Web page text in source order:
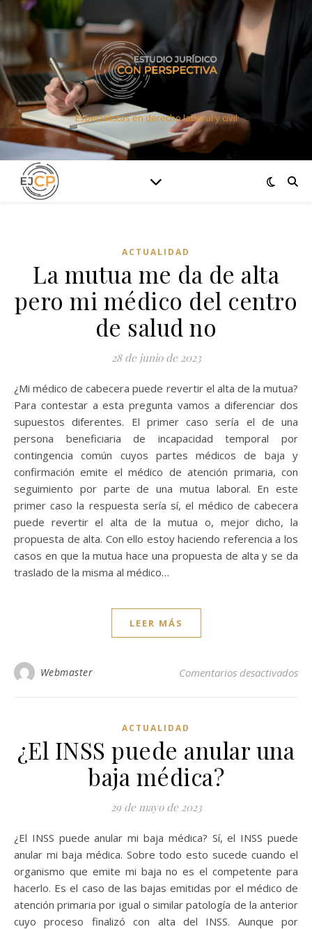
Especialistas en derecho laboral y civil
ACTUALIDAD
La mutua me da de alta
pero mi médico del centro
de salud no
28 de junio de 2023
¿Mi médico de cabecera puede revertir el alta de la mutua?
Para contestar a esta pregunta vamos a diferenciar dos
supuestos diferentes. El primer caso sería el de una
persona beneficiaria de incapacidad temporal por
contingencia común cuyos partes médicos de baja y
confirmación emite el médico de atención primaria, con
seguimiento por parte de una mutua laboral. En este
primer caso la respuesta sería sí, el médico de cabecera
puede revertir el alta de la mutua o, mejor dicho, la
propuesta de alta. Con ello estoy haciendo referencia a los
casos en que la mutua hace una propuesta de alta y se da
traslado de la misma al médico…
LEER MÁS
Webmaster Comentarios desactivadosen
ACTUALIDAD
¿El INSS puede anular una
baja médica?
29 de mayo de 2023
¿El INSS puede anular mi baja médica? Sí, el INSS puede
anular mi baja médica. Sobre todo esto sucede cuando el
organismo que emite mi baja no es el competente para
hacerlo. Es el caso de las bajas emitidas por el médico de
atención primaria por igual o similar patología de la anterior
cuyo proceso finalizó con alta del INSS. Aunque por